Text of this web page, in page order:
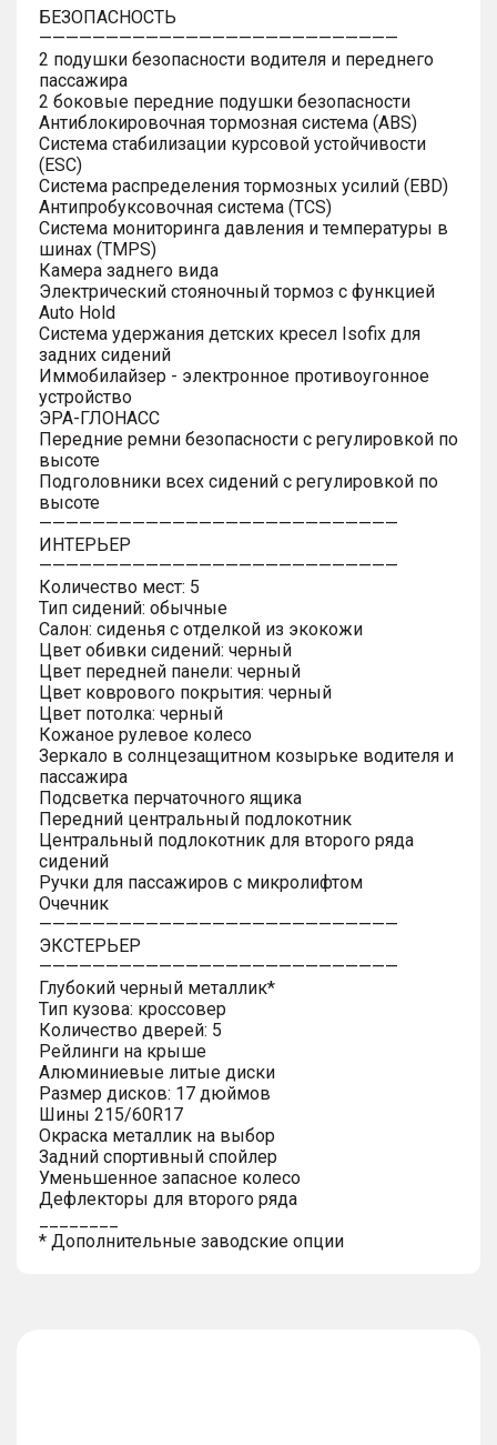
БЕЗОПАСНОСТЬ
———————————————————————————
2 подушки безопасности водителя и переднего
пассажира
2 боковые передние подушки безопасности
Антиблокировочная тормозная система (ABS)
Система стабилизации курсовой устойчивости
(ESC)
Система распределения тормозных усилий (EBD)
Антипробуксовочная система (TCS)
Система мониторинга давления и температуры в
шинах (TMPS)
Камера заднего вида
Электрический стояночный тормоз с функцией
Auto Hold
Система удержания детских кресел Isofix для
задних сидений
Иммобилайзер - электронное противоугонное
устройство
ЭРА-ГЛОНАСС
Передние ремни безопасности с регулировкой по
высоте
Подголовники всех сидений с регулировкой по
высоте
———————————————————————————
ИНТЕРЬЕР
———————————————————————————
Количество мест: 5
Тип сидений: обычные
Салон: сиденья с отделкой из экокожи
Цвет обивки сидений: черный
Цвет передней панели: черный
Цвет коврового покрытия: черный
Цвет потолка: черный
Кожаное рулевое колесо
Зеркало в солнцезащитном козырьке водителя и
пассажира
Подсветка перчаточного ящика
Передний центральный подлокотник
Центральный подлокотник для второго ряда
сидений
Ручки для пассажиров с микролифтом
Очечник
———————————————————————————
ЭКСТЕРЬЕР
———————————————————————————
Глубокий черный металлик*
Тип кузова: кроссовер
Количество дверей: 5
Рейлинги на крыше
Алюминиевые литые диски
Размер дисков: 17 дюймов
Шины 215/60R17
Окраска металлик на выбор
Задний спортивный спойлер
Уменьшенное запасное колесо
Дефлекторы для второго ряда
* Дополнительные заводские опции